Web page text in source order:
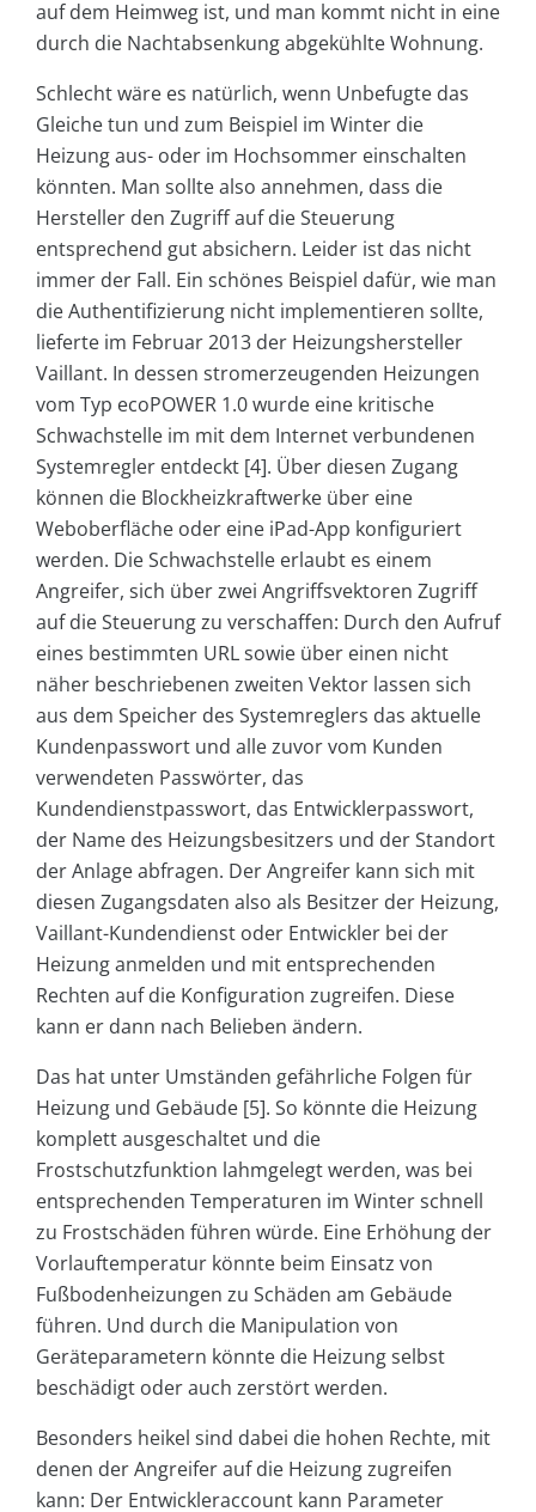
auf dem Heimweg ist, und man kommt nicht in eine
durch die Nachtabsenkung abgekühlte Wohnung.
Schlecht wäre es natürlich, wenn Unbefugte das
Gleiche tun und zum Beispiel im Winter die
Heizung aus- oder im Hochsommer einschalten
könnten. Man sollte also annehmen, dass die
Hersteller den Zugriff auf die Steuerung
entsprechend gut absichern. Leider ist das nicht
immer der Fall. Ein schönes Beispiel dafür, wie man
die Authentifizierung nicht implementieren sollte,
lieferte im Februar 2013 der Heizungshersteller
Vaillant. In dessen stromerzeugenden Heizungen
vom Typ ecoPOWER 1.0 wurde eine kritische
Schwachstelle im mit dem Internet verbundenen
Systemregler entdeckt [4]. Über diesen Zugang
können die Blockheizkraftwerke über eine
Weboberfläche oder eine iPad-App konfiguriert
werden. Die Schwachstelle erlaubt es einem
Angreifer, sich über zwei Angriffsvektoren Zugriff
auf die Steuerung zu verschaffen: Durch den Aufruf
eines bestimmten URL sowie über einen nicht
näher beschriebenen zweiten Vektor lassen sich
aus dem Speicher des Systemreglers das aktuelle
Kundenpasswort und alle zuvor vom Kunden
verwendeten Passwörter, das
Kundendienstpasswort, das Entwicklerpasswort,
der Name des Heizungsbesitzers und der Standort
der Anlage abfragen. Der Angreifer kann sich mit
diesen Zugangsdaten also als Besitzer der Heizung,
Vaillant-Kundendienst oder Entwickler bei der
Heizung anmelden und mit entsprechenden
Rechten auf die Konfiguration zugreifen. Diese
kann er dann nach Belieben ändern.
Das hat unter Umständen gefährliche Folgen für
Heizung und Gebäude [5]. So könnte die Heizung
komplett ausgeschaltet und die
Frostschutzfunktion lahmgelegt werden, was bei
entsprechenden Temperaturen im Winter schnell
zu Frostschäden führen würde. Eine Erhöhung der
Vorlauftemperatur könnte beim Einsatz von
Fußbodenheizungen zu Schäden am Gebäude
führen. Und durch die Manipulation von
Geräteparametern könnte die Heizung selbst
beschädigt oder auch zerstört werden.
Besonders heikel sind dabei die hohen Rechte, mit
denen der Angreifer auf die Heizung zugreifen
kann: Der Entwickleraccount kann Parameter